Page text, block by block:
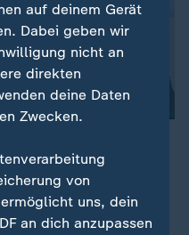
zeige die
sagt
Ukraine sei in der
Orten zu treffen.
auf deinem Gerät
Dabei geben wir
nicht an
direkten
deine Daten
Zwecken.
von
uns, dein
an dich anzupassen